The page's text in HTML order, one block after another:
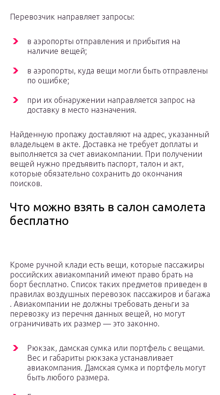
Перевозчик направляет запросы:
в аэропорты отправления и прибытия на
наличие вещей;
в аэропорты, куда вещи могли быть отправлены
по ошибке;
при их обнаружении направляется запрос на
доставку в место назначения.
Найденную пропажу доставляют на адрес, указанный
владельцем в акте. Доставка не требует доплаты и
выполняется за счет авиакомпании. При получении
вещей нужно предъявить паспорт, талон и акт,
которые обязательно сохранить до окончания
поисков.
Что можно взять в салон самолета
бесплатно
Кроме ручной клади есть вещи, которые пассажиры
российских авиакомпаний имеют право брать на
борт бесплатно. Список таких предметов приведен в
правилах воздушных перевозок пассажиров и багажа
. Авиакомпании не должны требовать деньги за
перевозку из перечня данных вещей, но могут
ограничивать их размер — это законно.
Рюкзак, дамская сумка или портфель с вещами.
Вес и габариты рюкзака устанавливает
авиакомпания. Дамская сумка и портфель могут
быть любого размера.